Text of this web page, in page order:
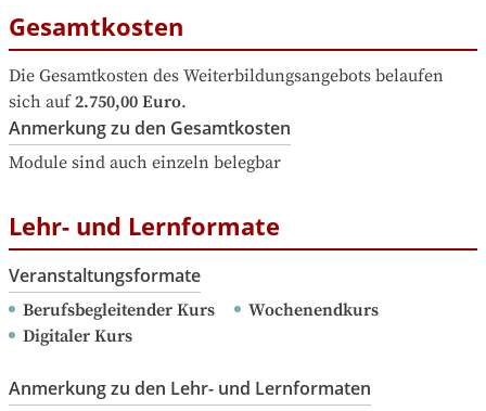
Gesamtkosten
Die Gesamtkosten des Weiterbildungsangebots belaufen
sich auf 2.750,00 Euro.
Anmerkung zu den Gesamtkosten
Module sind auch einzeln belegbar
Lehr- und Lernformate
Veranstaltungsformate
Berufsbegleitender Kurs
Wochenendkurs
Digitaler Kurs
Anmerkung zu den Lehr- und Lernformaten